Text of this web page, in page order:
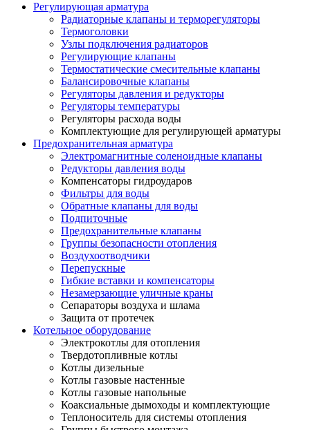
Регулирующая арматура
Радиаторные клапаны и терморегуляторы
Термоголовки
Узлы подключения радиаторов
Регулирующие клапаны
Термостатические смесительные клапаны
Балансировочные клапаны
Регуляторы давления и редукторы
Регуляторы температуры
Регуляторы расхода воды
Комплектующие для регулирующей арматуры
Предохранительная арматура
Электромагнитные соленоидные клапаны
Редукторы давления воды
Компенсаторы гидроударов
Фильтры для воды
Обратные клапаны для воды
Подпиточные
Предохранительные клапаны
Группы безопасности отопления
Воздухоотводчики
Перепускные
Гибкие вставки и компенсаторы
Незамерзающие уличные краны
Сепараторы воздуха и шлама
Защита от протечек
Котельное оборудование
Электрокотлы для отопления
Твердотопливные котлы
Котлы дизельные
Котлы газовые настенные
Котлы газовые напольные
Коаксиальные дымоходы и комплектующие
Теплоноситель для системы отопления